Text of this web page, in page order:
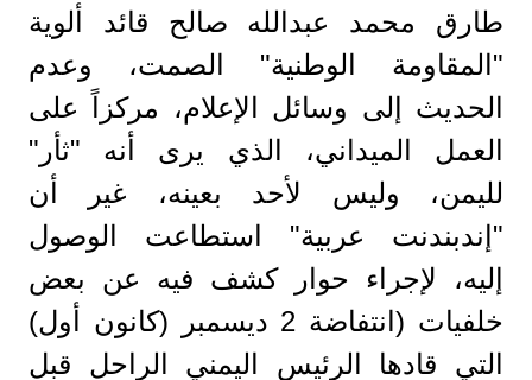
طارق محمد عبدالله صالح قائد ألوية
"المقاومة الوطنية" الصمت، وعدم
الحديث إلى وسائل الإعلام، مركزاً على
العمل الميداني، الذي يرى أنه "ثأر"
لليمن، وليس لأحد بعينه، غير أن
"إندبندنت عربية" استطاعت الوصول
إليه، لإجراء حوار كشف فيه عن بعض
خلفيات (انتفاضة 2 ديسمبر (كانون أول)
التي قادها الرئيس اليمني الراحل قبل